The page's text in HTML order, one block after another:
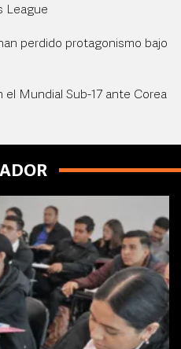
League
perdido protagonismo bajo
Mundial Sub-17 ante Corea